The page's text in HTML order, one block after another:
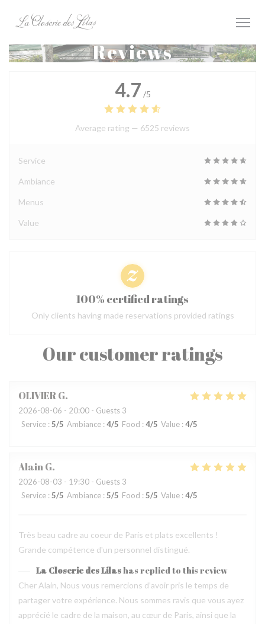
Reviews
Our customer ratings
OLIVIERG
2026-08-06 - 20:00 - Guests 3
Service : 5/5 Ambiance : 4/5 Food : 4/5 Value : 4/5
AlainG
2026-08-03 - 19:30 - Guests 3
Service : 5/5 Ambiance : 5/5 Food : 5/5 Value : 4/5
Très beau cadre au coeur de Paris et plats excellents !
Grande compétence d'un personnel distingué.
La Closerie des Lilashas replied to this review
Cher Alain, Nous vous remercions d’avoir pris le temps de
partager votre expérience. Nous sommes ravis que vous ayez
apprécié le cadre de la maison, au cœur de Paris, ainsi que la
4.7 /5
Average rating — 6525 reviews
Service
Ambiance
Menus
Value
100% certified ratings
Only clients having made reservations provided ratings